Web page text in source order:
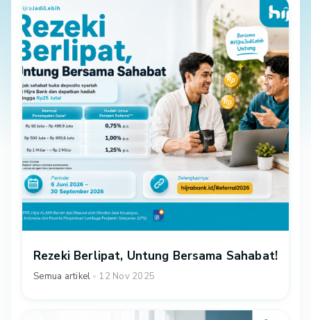
Rezeki Berlipat, Untung Bersama Sahabat!
Semua artikel 12 Nov 2025